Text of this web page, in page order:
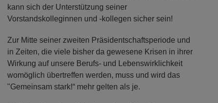
kann sich der Unterstützung seiner
Vorstandskolleginnen und -kollegen sicher sein!
Zur Mitte seiner zweiten Präsidentschaftsperiode und
in Zeiten, die viele bisher da gewesene Krisen in ihrer
Wirkung auf unsere Berufs- und Lebenswirklichkeit
womöglich übertreffen werden, muss und wird das
"Gemeinsam stark!“ mehr gelten als je.